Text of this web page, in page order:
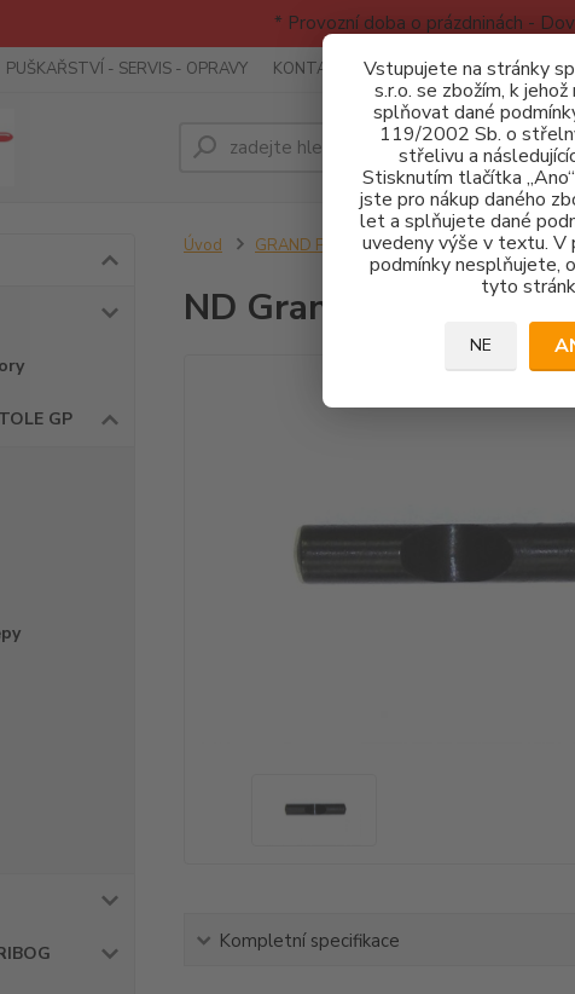
* Provozní doba o prázdninách -
Vstupujete na stránky
s.r.o. se zbožím, k
splňovat dané
119/2002 Sb. o
střelivu a
Stisknutím tlačítka
jste pro nákup daného
let a splňujete dané
uvedeny výše v textu. V
podmínky nesplňujete,
tyto
NE
PUŠKAŘSTVÍ - SERVIS - OPRAVY KONTAKTY RECENZE - INFO
GP
Úvod GRAND POWER NÁHRADNÍ DÍLY -
ND Grand Power
Kompletní specifikace